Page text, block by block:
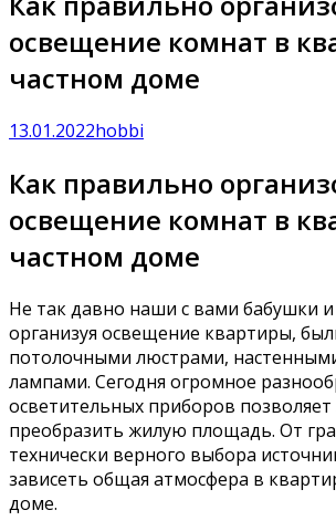
освещение комнат в
частном доме
13.01.2022hobbi
Как правильно
освещение комнат в
частном доме
Не так давно наши с вами бабушки
организуя освещение квартиры,
потолочными люстрами,
лампами. Сегодня огромное
осветительных приборов
преобразить жилую площадь. От
технически верного выбора
зависеть общая атмосфера в
доме.